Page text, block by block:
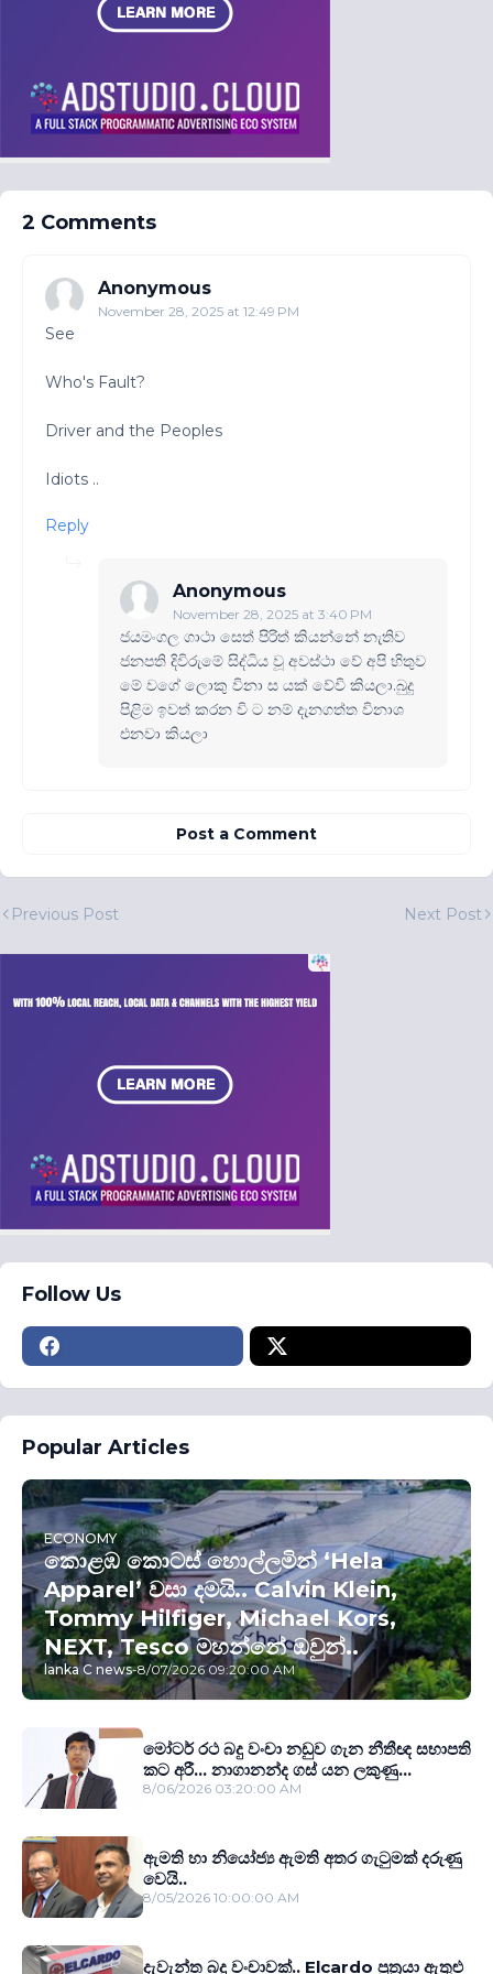
2 Comments
Anonymous
November 28, 2025 at 12:49 PM
See
Who's Fault?
Driver and the Peoples
Idiots ..
Reply
Anonymous
November 28, 2025 at 3:40 PM
ජයමංගල ගාථා සෙත් පිරිත් කියන්නේ නැතිව
ජනපති දිවිරුමේ සිද්ධිය වූ අවස්ථා වේ අපි හිතුව
මේ වගේ ලොකු විනා ස යක් වේවි කියලා.බුදු
පිළිම ඉවත් කරන වි ට නම් දැනගත්ත විනාශ
එනවා කියලා
Post a Comment
Previous Post Next Post
Follow Us
Popular Articles
ECONOMY
කොළඹ කොටස් හොල්ලමින් ‘Hela
Apparel’ වසා දමයි.. Calvin Klein,
Tommy Hilfiger, Michael Kors,
NEXT, Tesco මහන්නේ ඔවුන්..
lanka C news-8/07/2026 09:20:00 AM
මෝටර් රථ බදු වංචා නඩුව ගැන නීතීඥ සභාපති
කට අරී... නාගානන්ද ගස් යන ලකුණු...
8/06/2026 03:20:00 AM
ඇමති හා නියෝජ්‍ය ඇමති අතර ගැටුමක් දරුණු
වෙයි..
8/05/2026 10:00:00 AM
දැවැන්ත බදු වංචාවක්.. Elcardo පුත‍්‍රයා ඇතුළු